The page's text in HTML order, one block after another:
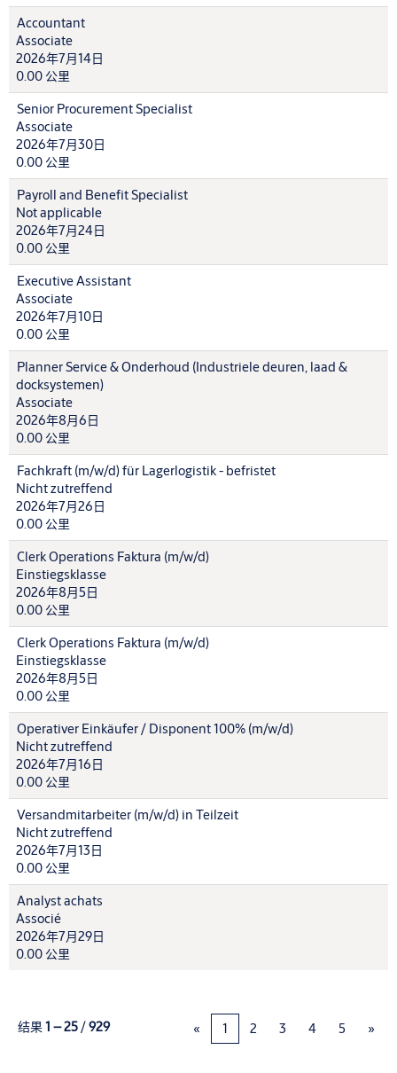
Accountant
Associate
2026年7月14日
0.00 公里
Senior Procurement Specialist
Associate
2026年7月30日
0.00 公里
Payroll and Benefit Specialist
Not applicable
2026年7月24日
0.00 公里
Executive Assistant
Associate
2026年7月10日
0.00 公里
Planner Service & Onderhoud (Industriele deuren, laad &
docksystemen)
Associate
2026年8月6日
0.00 公里
Fachkraft (m/w/d) für Lagerlogistik - befristet
Nicht zutreffend
2026年7月26日
0.00 公里
Clerk Operations Faktura (m/w/d)
Einstiegsklasse
2026年8月5日
0.00 公里
Clerk Operations Faktura (m/w/d)
Einstiegsklasse
2026年8月5日
0.00 公里
Operativer Einkäufer / Disponent 100% (m/w/d)
Nicht zutreffend
2026年7月16日
0.00 公里
Versandmitarbeiter (m/w/d) in Teilzeit
Nicht zutreffend
2026年7月13日
0.00 公里
Analyst achats
Associé
2026年7月29日
0.00 公里
结果1 – 25/929 « 1 2 3 4 5 »